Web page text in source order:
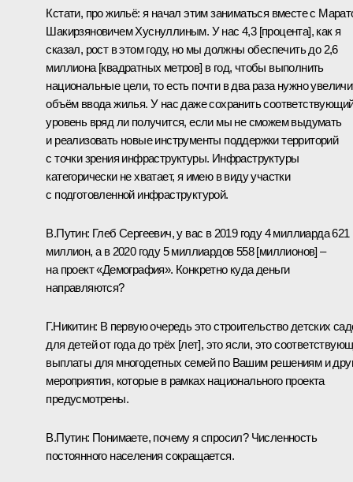
Кстати, про жильё: я начал этим заниматься вместе с
Шакирзяновичем Хуснуллиным. У нас 4,3 [процента], как я
сказал, рост в этом году, но мы должны обеспечить до 2,6
миллиона [квадратных метров] в год, чтобы выполнить
национальные цели, то есть почти в два раза нужно
объём ввода жилья. У нас даже сохранить
уровень вряд ли получится, если мы не сможем выдумать
и реализовать новые инструменты поддержки территорий
с точки зрения инфраструктуры. Инфраструктуры
категорически не хватает, я имею в виду участки
с подготовленной инфраструктурой.
В.Путин: Глеб Сергеевич, у вас в 2019 году 4 миллиарда 621
миллион, а в 2020 году 5 миллиардов 558 [миллионов] –
на проект «Демография». Конкретно куда деньги
направляются?
Г.Никитин: В первую очередь это строительство детских
для детей от года до трёх [лет], это ясли, это
выплаты для многодетных семей по Вашим решениям и
мероприятия, которые в рамках национального проекта
предусмотрены.
В.Путин: Понимаете, почему я спросил? Численность
постоянного населения сокращается.